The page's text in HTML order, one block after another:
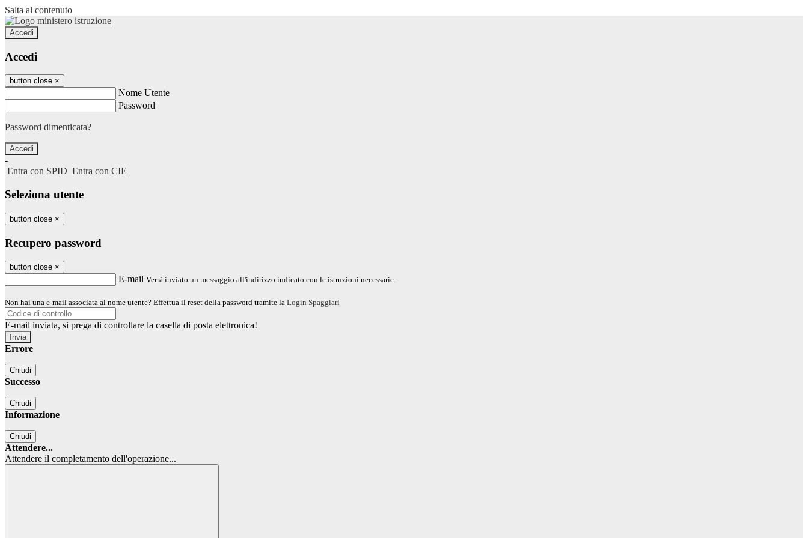
Salta al contenuto
Accedi
Accedi
button close ×
Nome Utente
Password
Password dimenticata?
-
Entra con SPID Entra con CIE
Seleziona utente
button close ×
Recupero password
button close ×
E-mail Verrà inviato un messaggio all'indirizzo indicato con le istruzioni necessarie.
Non hai una e-mail associata al nome utente? Effettua il reset della password tramite la Login Spaggiari
E-mail inviata, si prega di controllare la casella di posta elettronica!
Errore
Chiudi
Successo
Chiudi
Informazione
Chiudi
Attendere...
Attendere il completamento dell'operazione...